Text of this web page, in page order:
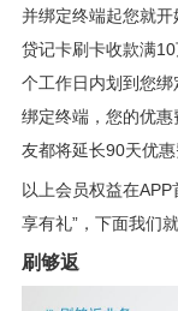
并绑定终端起您就
贷记卡刷卡收款满
个工作日内划到您
绑定终端，您的优
友都将延长90天优惠
以上会员权益在APP
享有礼”，下面我们
刷够返